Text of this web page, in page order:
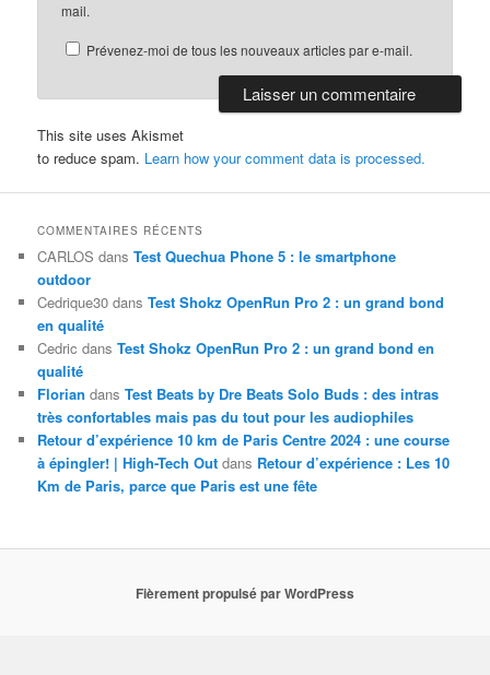
mail.
Prévenez-moi de tous les nouveaux articles par e-mail.
This site uses Akismet
to reduce spam. Learn how your comment data is processed.
COMMENTAIRES RÉCENTS
CARLOS dansTest Quechua Phone 5 : le smartphone
outdoor
Cedrique30 dansTest Shokz OpenRun Pro 2 : un grand bond
en qualité
Cedric dansTest Shokz OpenRun Pro 2 : un grand bond en
qualité
Florian dansTest Beats by Dre Beats Solo Buds : des intras
très confortables mais pas du tout pour les audiophiles
Retour d’expérience 10 km de Paris Centre 2024 : une course
à épingler! | High-Tech Out dans Retour d’expérience : Les 10
Km de Paris, parce que Paris est une fête
Fièrement propulsé par WordPress